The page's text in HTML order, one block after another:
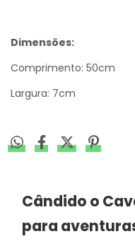
Dimensões:
Comprimento: 50cm
Largura: 7cm
Cândido o
para